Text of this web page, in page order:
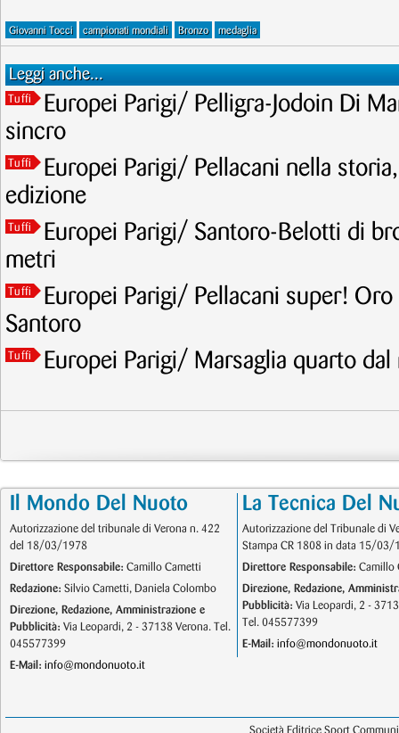
Giovanni Tocci campionati mondiali Bronzo medaglia
Leggi anche...
Tuffi
Europei Parigi/ Pelligra-Jodoin Di
sincro
Tuffi
Europei Parigi/ Pellacani nella
edizione
Tuffi
Europei Parigi/ Santoro-Belotti di
metri
Tuffi
Europei Parigi/ Pellacani super!
Santoro
Tuffi Europei Parigi/ Marsaglia quarto dal
Il Mondo Del Nuoto
Autorizzazione del tribunale di Verona n. 422
del 18/03/1978
Direttore Responsabile: Camillo Cametti
Redazione: Silvio Cametti, Daniela Colombo
Direzione, Redazione, Amministrazione e
Pubblicità: Via Leopardi, 2 - 37138 Verona. Tel.
045577399
E-Mail: info@mondonuoto.it
La Tecnica Del
Autorizzazione del Tribunale di
Stampa CR 1808 in data 15/03/
Direttore Responsabile: Camillo
Direzione, Redazione,
Pubblicità: Via Leopardi, 2 -
Tel. 045577399
E-Mail: info@mondonuoto.it
Società Editrice Sport